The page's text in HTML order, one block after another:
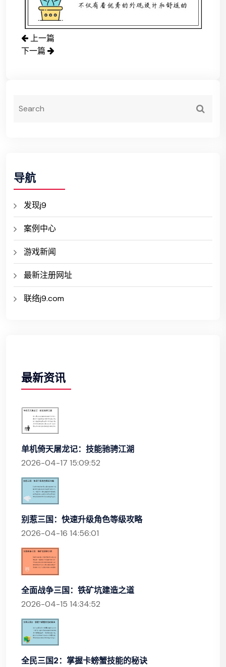
上一篇
下一篇
导航
发现j9
案例中心
游戏新闻
最新注册网址
联络j9.com
最新资讯
单机倚天屠龙记：技能驰骋江湖
2026-04-17 15:09:52
别惹三国：快速升级角色等级攻略
2026-04-16 14:56:01
全面战争三国：铁矿坑建造之道
2026-04-15 14:34:52
全民三国2：掌握卡螃蟹技能的秘诀